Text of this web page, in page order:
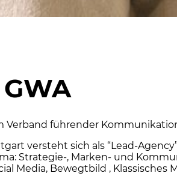
Verband führender
versteht sich als “Lead-
Strategie-, Marken- und
Media, Bewegtbild , Klassisches